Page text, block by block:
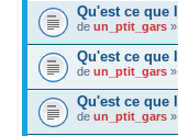
Qu'est ce que
de un_ptit_gars
Qu'est ce que
de un_ptit_gars
Qu'est ce que
de un_ptit_gars